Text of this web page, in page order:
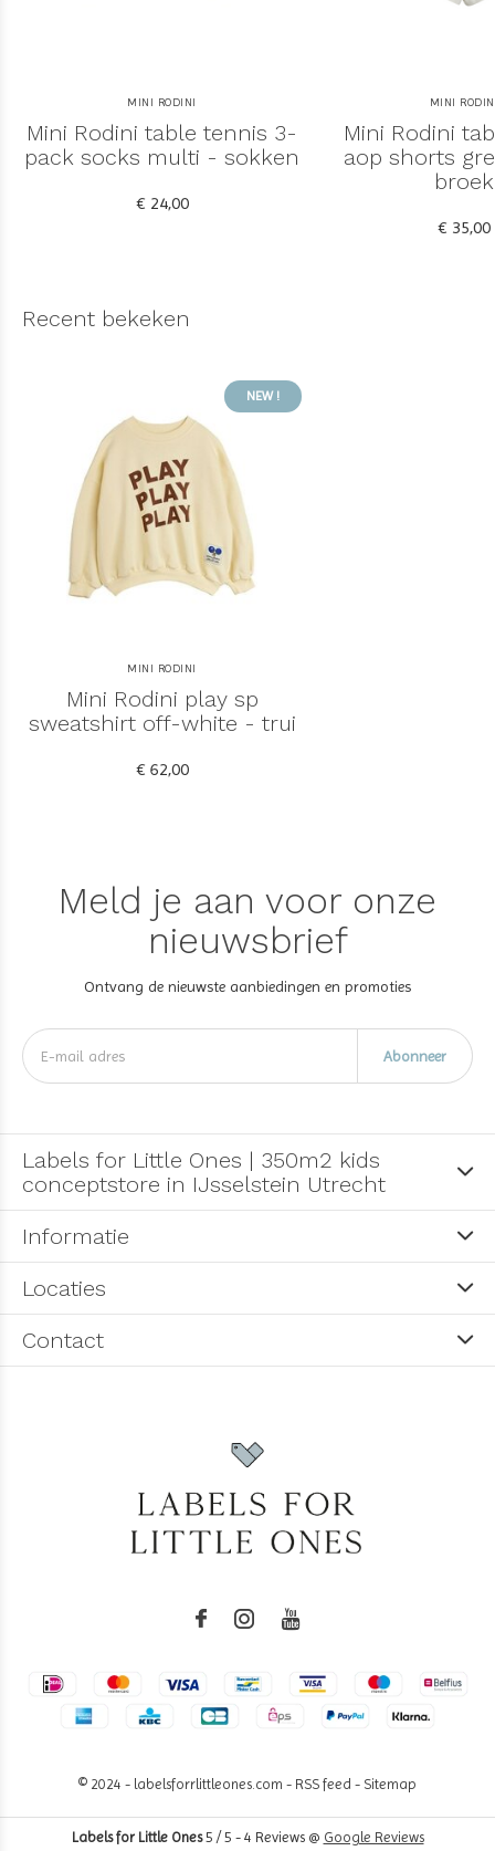
MINI RODINI
Mini Rodini table tennis 3-
pack socks multi - sokken
€ 24,00
MINI
Mini Rodini
aop shorts
broek
€ 35,00
Recent bekeken
NEW !
MINI RODINI
Mini Rodini play sp
sweatshirt off-white - trui
€ 62,00
Meld je aan voor onze
nieuwsbrief
Ontvang de nieuwste aanbiedingen en promoties
Abonneer
Labels for Little Ones | 350m2 kids
conceptstore in IJsselstein Utrecht
Informatie
Locaties
Contact
© 2024 - labelsforrlittleones.com - RSS feed - Sitemap
Labels for Little Ones5 / 5 - 4 Reviews @ Google Reviews